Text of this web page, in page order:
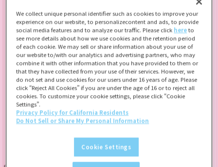
We collect unique personal identifier such as cookies to improve your
experience on our website, to personalizecontent and ads, to provide
social media features and to analyze our traffic. Please click hereto
see more details about how we use cookies and the retention period
of each cookie. We may sell or share information about your use of
our website to/with our analytics and advertising partners, who may
combine it with other information that you have provided to them or
that they have collected from your use of their services. However, we
do not set and use cookies for our users under 16 years of age. Please
click “Reject All Cookies” if you are under the age of 16 or to reject all
cookies. To customize your cookie settings, please click “Cookie
Settings”.
Privacy Policy for California Residents
Do Not Sell or Share My Personal Information
Cookie Settings